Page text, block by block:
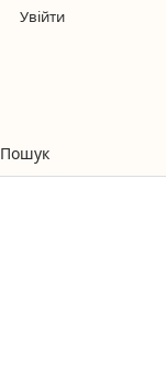
Пошук
Увійти